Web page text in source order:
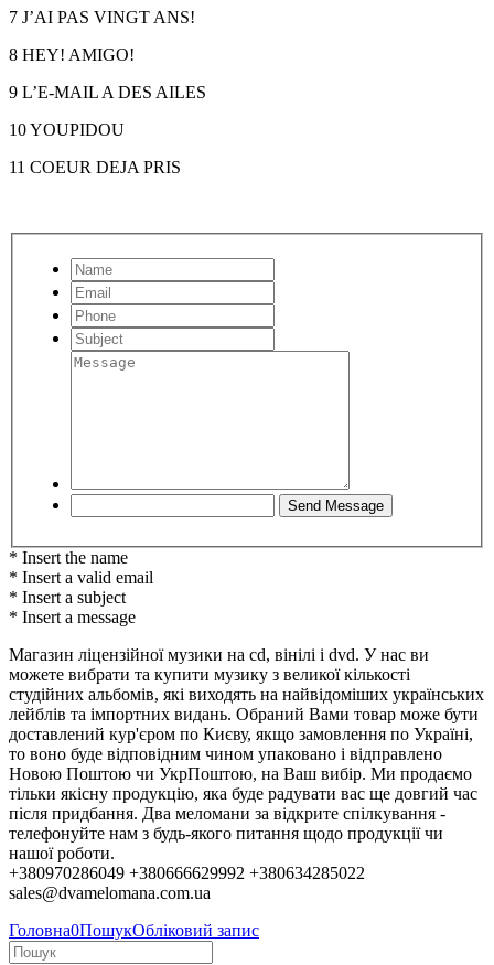
7 J’AI PAS VINGT ANS!
8 HEY! AMIGO!
9 L’E-MAIL A DES AILES
10 YOUPIDOU
11 COEUR DEJA PRIS
* Insert the name
* Insert a valid email
* Insert a subject
* Insert a message
Магазин ліцензійної музики на cd, вінілі і dvd. У нас ви
можете вибрати та купити музику з великої кількості
студійних альбомів, які виходять на найвідоміших українських
лейблів та імпортних видань. Обраний Вами товар може бути
доставлений кур'єром по Києву, якщо замовлення по Україні,
то воно буде відповідним чином упаковано і відправлено
Новою Поштою чи УкрПоштою, на Ваш вибір. Ми продаємо
тільки якісну продукцію, яка буде радувати вас ще довгий час
після придбання. Два меломани за відкрите спілкування -
телефонуйте нам з будь-якого питання щодо продукції чи
нашої роботи.
+380970286049 +380666629992 +380634285022
sales@dvamelomana.com.ua
Головна0ПошукОбліковий запис